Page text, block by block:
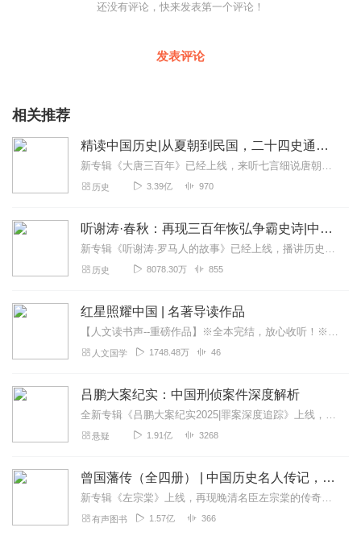
还没有评论，快来发表第一个评论！
发表评论
相关推荐
精读中国历史|从夏朝到民国，二十四史通史解析，中华上下五千年
新专辑《大唐三百年》已经上线，来听七言细说唐朝三百年历史吧。点击即可跳转收听。【精读中国历史】立足正史，现代阐释。溯本清源，守正创新。比小说还精彩的正说中国历...
历史 3.39亿 970
听谢涛·春秋：再现三百年恢弘争霸史诗|中国历史 古代
新专辑《听谢涛·罗马人的故事》已经上线，播讲历史十余年，谢涛有度开讲外国历史。1000集+精彩有声节目，完整讲述两千年罗马史，再现西方世界的文明源头。点击跳转收...
历史 8078.30万 855
红星照耀中国 | 名著导读作品
【人文读书声--重磅作品】※全本完结，放心收听！※八年级（上）语文教科书名著导读指定作品，同名有声书！※著名翻译家董乐山先生权威中文译本！※人民文学出版...
人文国学 1748.48万 46
吕鹏大案纪实：中国刑侦案件深度解析
全新专辑《吕鹏大案纪实2025|罪案深度追踪》上线，点击右边链接订阅收听~吕鹏大案纪实2025|罪案深度追踪_全集免费在线阅读收听下载-喜马拉雅上线福利活动...
悬疑 1.91亿 3268
曾国藩传（全四册） | 中国历史名人传记，曾国藩一生一世全传
新专辑《左宗棠》上线，再现晚清名臣左宗棠的传奇人生与政治军事智慧。点击跳转收听。点我直达160万字，闪耀着中华传统文化智慧之光的人物传记。曾国藩的一生一世全传...
有声图书 1.57亿 366